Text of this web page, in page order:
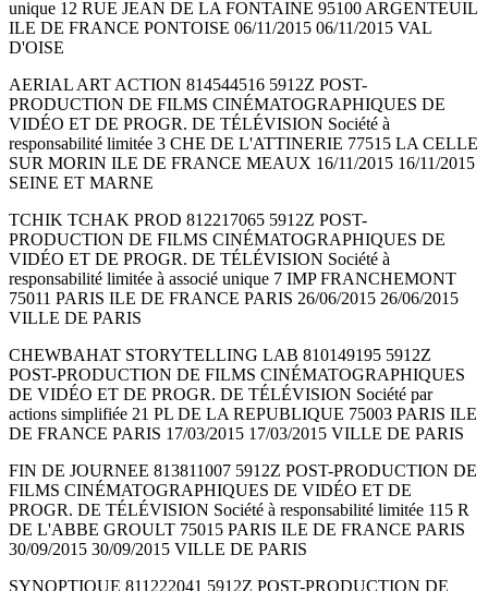
unique 12 RUE JEAN DE LA FONTAINE 95100 ARGENTEUIL
ILE DE FRANCE PONTOISE 06/11/2015 06/11/2015 VAL
D'OISE
AERIAL ART ACTION 814544516 5912Z POST-
PRODUCTION DE FILMS CINÉMATOGRAPHIQUES DE
VIDÉO ET DE PROGR. DE TÉLÉVISION Société à
responsabilité limitée 3 CHE DE L'ATTINERIE 77515 LA CELLE
SUR MORIN ILE DE FRANCE MEAUX 16/11/2015 16/11/2015
SEINE ET MARNE
TCHIK TCHAK PROD 812217065 5912Z POST-
PRODUCTION DE FILMS CINÉMATOGRAPHIQUES DE
VIDÉO ET DE PROGR. DE TÉLÉVISION Société à
responsabilité limitée à associé unique 7 IMP FRANCHEMONT
75011 PARIS ILE DE FRANCE PARIS 26/06/2015 26/06/2015
VILLE DE PARIS
CHEWBAHAT STORYTELLING LAB 810149195 5912Z
POST-PRODUCTION DE FILMS CINÉMATOGRAPHIQUES
DE VIDÉO ET DE PROGR. DE TÉLÉVISION Société par
actions simplifiée 21 PL DE LA REPUBLIQUE 75003 PARIS ILE
DE FRANCE PARIS 17/03/2015 17/03/2015 VILLE DE PARIS
FIN DE JOURNEE 813811007 5912Z POST-PRODUCTION DE
FILMS CINÉMATOGRAPHIQUES DE VIDÉO ET DE
PROGR. DE TÉLÉVISION Société à responsabilité limitée 115 R
DE L'ABBE GROULT 75015 PARIS ILE DE FRANCE PARIS
30/09/2015 30/09/2015 VILLE DE PARIS
SYNOPTIQUE 811222041 5912Z POST-PRODUCTION DE